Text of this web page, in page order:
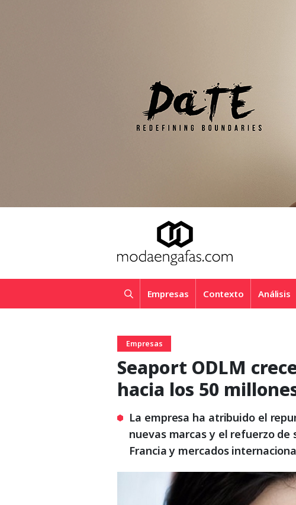
Empresas Contexto Análisis
Empresas
Seaport ODLM
hacia los 50
La empresa ha atribuido el
nuevas marcas y el refuerzo
Francia y mercados